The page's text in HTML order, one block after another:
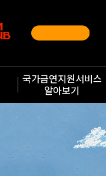
국가금연지원서비스
알아보기